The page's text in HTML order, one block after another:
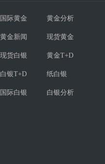
国际黄金 黄金分析
黄金新闻 现货黄金
现货白银 黄金T+D
白银T+D 纸白银
国际白银 白银分析